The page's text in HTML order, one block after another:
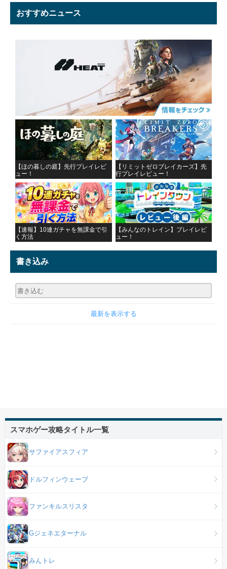
おすすめニュース
【ほの暮しの庭】先行プレイレビ
ュー！
【リミットゼロブレイカーズ】先
行プレイレビュー！
【速報】10連ガチャを無課金で引
く方法
【みんなのトレイン】プレイレビ
ュー！
書き込み
最新を表示する
スマホゲー攻略タイトル一覧
サファイアスフィア
ドルフィンウェーブ
ファンキルスリスタ
Gジェネエターナル
みんトレ